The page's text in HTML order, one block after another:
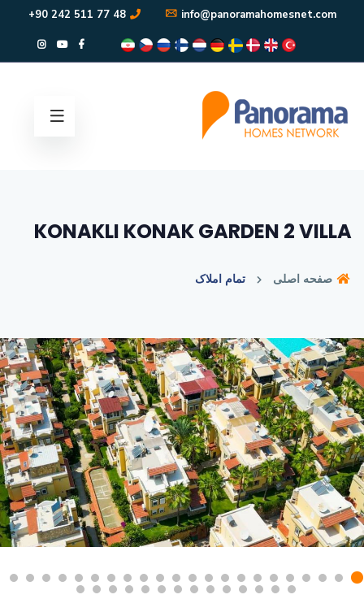
info@panoramahomesnet.com
48 77 511 242 90+
KONAKLI KONAK GARDEN 2 VILLA
صفحه اصلی تمام املاک